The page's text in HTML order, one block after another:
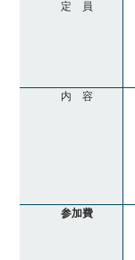
定 員
内 容
参加費